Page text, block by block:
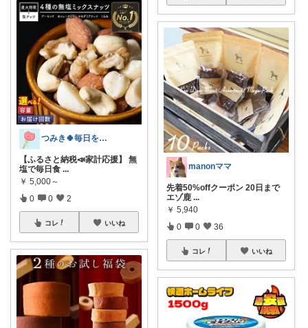
つみき🍀毎日をご機嫌にする♡
【ふるさと納税📣家計応援】 無
塩で毎日食 ...
￥ 5,000～
0 0 2
コレ いいね
manonママ
先着50%offクーポン 20日まで
エゾ鹿 ...
￥ 5,940
0 0 36
コレ いいね